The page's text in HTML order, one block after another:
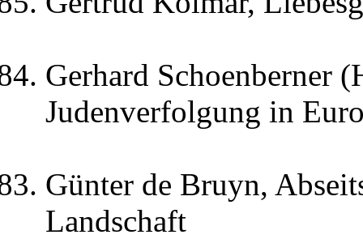
Gerhard Schoenberner
Judenverfolgung in
Günter de Bruyn,
Landschaft